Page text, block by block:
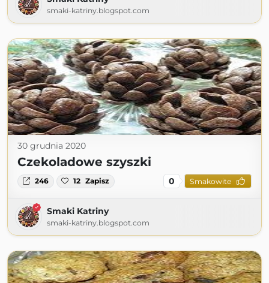
smaki-katriny.blogspot.com
30 grudnia 2020
Czekoladowe szyszki
246 12 Zapisz 0 Smakowite
Smaki Katriny
smaki-katriny.blogspot.com